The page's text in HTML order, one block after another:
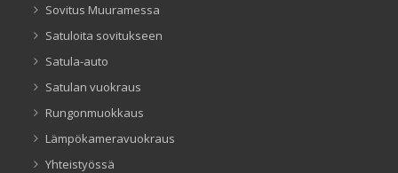
Sovitus Muuramessa
Satuloita sovitukseen
Satula-auto
Satulan vuokraus
Rungonmuokkaus
Lämpökameravuokraus
Yhteistyössä